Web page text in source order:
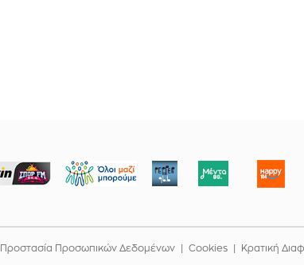
Προστασία Προσωπικών Δεδομένων Cookies Κρατική